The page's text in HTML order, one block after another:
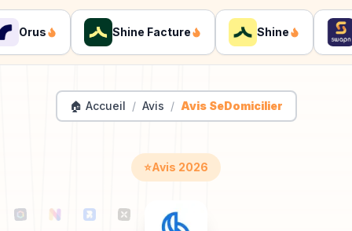
Orus Shine Facture Shine
🏠 Accueil / Avis / Avis SeDomicilier
⭐Avis 2026